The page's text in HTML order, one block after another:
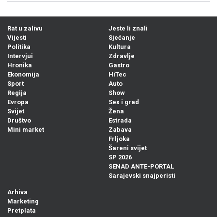
Rat u zalivu
Vijesti
Politika
Intervjui
Hronika
Ekonomija
Sport
Regija
Evropa
Svijet
Društvo
Mini market
Jeste li znali
Sjećanje
Kultura
Zdravlje
Gastro
HiTec
Auto
Show
Sex i grad
Žena
Estrada
Zabava
Frljoka
Šareni svijet
SP 2026
SENAD ANTE-PORTAL
Sarajevski snajperisti
Arhiva
Marketing
Pretplata